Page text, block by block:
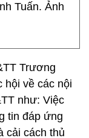
Tuấn. Ảnh
Trương
hội về các nội
như: Việc
tin đáp ứng
cải cách thủ